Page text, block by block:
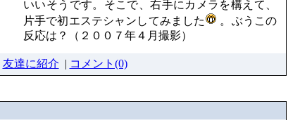
いいそうです。そこで、右手にカメラを構えて、
片手で初エステシャンしてみました
。ぶうこの
反応は？（２００７年４月撮影）
友達に紹介 | コメント(0)